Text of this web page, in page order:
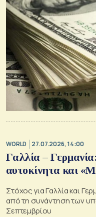
WORLD 27.07.2026, 14:00
Γαλλία –
αυτοκίνητα και
Στόχος για Γαλλία και
από τη συνάντηση των
Σεπτεμβρίου